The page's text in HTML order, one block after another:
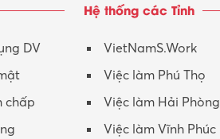
Nhân viên CSKH
Phục vụ khác
Promotion Girl (PG)
DV
chấp
Hệ thống các Tỉnh
VietNamS.Work
Việc làm Phú Thọ
Việc làm Hải Phòng
Việc làm Vĩnh Phúc